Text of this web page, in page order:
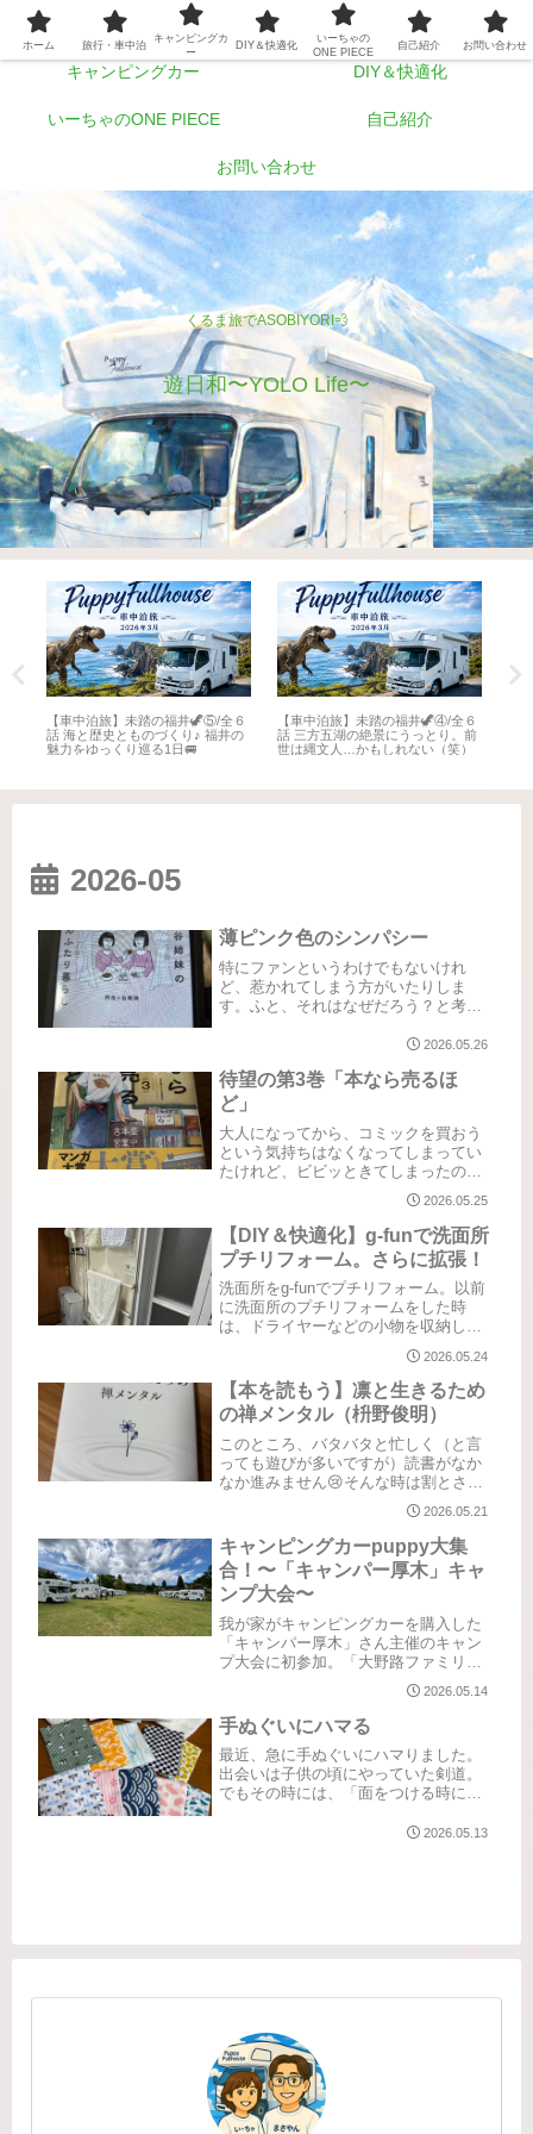
くるま旅でASOBIYORI💨
遊日和〜YOLO Life〜
ホーム 旅行・車中泊
キャンピングカー DIY＆快適化
いーちゃのONE PIECE 自己紹介
お問い合わせ
【車中泊旅】未踏の福井🦖⑤/全６
話 海と歴史とものづくり♪ 福井の
魅力をゆっくり巡る1日🚐
【車中泊旅】未踏の福井🦖④/全６
話 三方五湖の絶景にうっとり。前
世は縄文人…かもしれない（笑）
2026-05
薄ピンク色のシンパシー
特にファンというわけでもないけれ
ど、惹かれてしまう方がいたりしま
す。ふと、それはなぜだろう？と考え
人かいらっしゃるのですが、特にシン
ドレスのお二人。『阿佐ヶ谷姉妹』さ
んです...
2026.05.26
待望の第3巻「本なら売るほ
ど」
大人になってから、コミックを買おう
という気持ちはなくなってしまってい
たけれど、ビビッときてしまったのが
このコミック。まず、イラストにやら
れました。そして、「古本屋」という
設定に、どう見てもイケメンなお兄ち
ゃん。絶対楽しいじゃん？もちろん第
1...
2026.05.25
【DIY＆快適化】g-funで洗面所
プチリフォーム。さらに拡張！
洗面所をg-funでプチリフォーム。以前
に洗面所のプチリフォームをした時
は、ドライヤーなどの小物を収納した
くて、g-funと100均グッズを駆使して作
りました。でもバスタオルとバスマッ
トをかけるところがなく困っていたの
で、どうしても欲しい！...
2026.05.24
【本を読もう】凛と生きるため
の禅メンタル（枡野俊明）
このところ、バタバタと忙しく（と言
っても遊びが多いですが）読書がなか
なか進みません😢そんな時は割とさら
っと読めるタイプのものを手に取りま
す。「何か面白い本ないかなぁ」と本
屋をウロウロしていた時に手に取った
一冊。その時の心で選ぶ本が決まるも
の...
2026.05.21
キャンピングカーpuppy大集
合！〜「キャンパー厚木」キャ
ンプ大会〜
我が家がキャンピングカーを購入した
「キャンパー厚木」さん主催のキャン
プ大会に初参加。「大野路ファミリー
キャンプ場」は初めて！お風呂も場内
にあって徒歩で行けるのはありがた
い。また行きたいキャンプ場の一つに
なりました。上手く撮れなかったけど
富士...
2026.05.14
手ぬぐいにハマる
最近、急に手ぬぐいにハマりました。
出会いは子供の頃にやっていた剣道。
でもその時には、「面をつける時に被
でした。「手ぬぐいが好き」と自分で
2026.05.13
ホーム 旅行・車中泊
キャンピングカ
ー
DIY＆快適化
いーちゃの
ONE PIECE
自己紹介 お問い合わせ